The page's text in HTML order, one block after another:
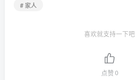
# 家人
喜欢就支持一下吧
点赞0